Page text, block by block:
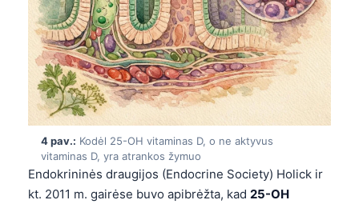
4 pav.: Kodėl 25-OH vitaminas D, o ne aktyvus
vitaminas D, yra atrankos žymuo
Endokrininės draugijos (Endocrine Society) Holick ir
kt. 2011 m. gairėse buvo apibrėžta, kad 25-OH